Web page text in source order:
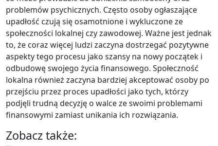
problemów psychicznych. Często osoby ogłaszające
upadłość czują się osamotnione i wykluczone ze
społeczności lokalnej czy zawodowej. Ważne jest jednak
to, że coraz więcej ludzi zaczyna dostrzegać pozytywne
aspekty tego procesu jako szansy na nowy początek i
odbudowę swojego życia finansowego. Społeczność
lokalna również zaczyna bardziej akceptować osoby po
przejściu przez proces upadłości jako tych, którzy
podjęli trudną decyzję o walce ze swoimi problemami
finansowymi zamiast unikania ich rozwiązania.
Zobacz także: